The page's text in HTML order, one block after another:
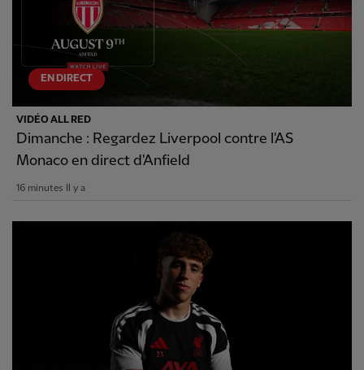
EN DIRECT
VIDÉO ALL RED
Dimanche : Regardez Liverpool contre l'AS
Monaco en direct d'Anfield
16 minutes Il y a